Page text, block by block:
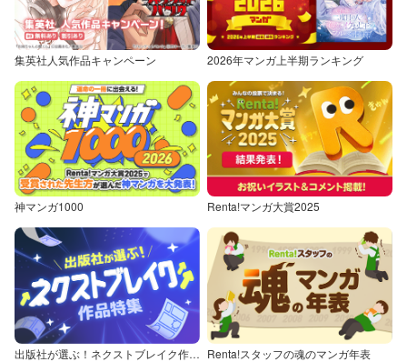
集英社人気作品キャンペーン 2026年マンガ上半期ランキング
神マンガ1000 Renta!マンガ大賞2025
出版社が選ぶ！ネクストブレイク作品特集 Renta!スタッフの魂のマンガ年表